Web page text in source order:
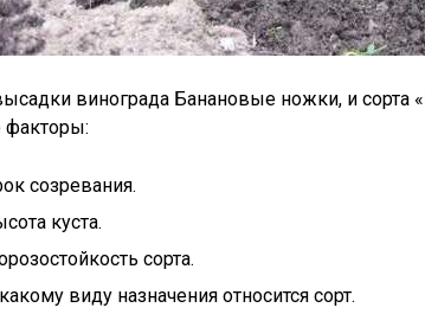
винограда Банановые ножки, и сорта
факторы:
созревания.
куста.
сорта.
виду назначения относится сорт.